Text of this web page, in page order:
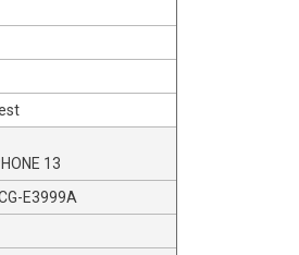
13
E3999A